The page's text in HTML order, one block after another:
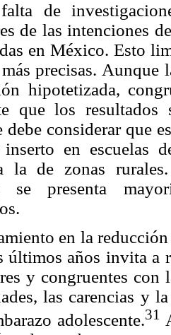
de
de las intenciones
en México. Esto
precisas. Aunque
hipotetizada,
que los
debe considerar que
en escuelas
la de zonas
se presenta
en la
últimos años invita a
y congruentes con
las carencias y
adolescente.31